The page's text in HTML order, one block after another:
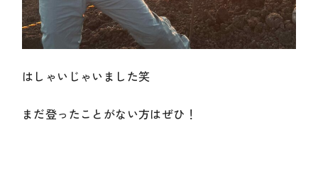
はしゃいじゃいました笑
まだ登ったことがない方はぜひ！